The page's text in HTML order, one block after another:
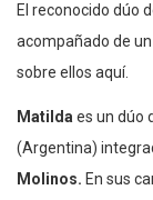
El reconocido dúo
acompañado de
sobre ellos aquí.
Matildaes un dúo
(Argentina)
Molinos. En sus